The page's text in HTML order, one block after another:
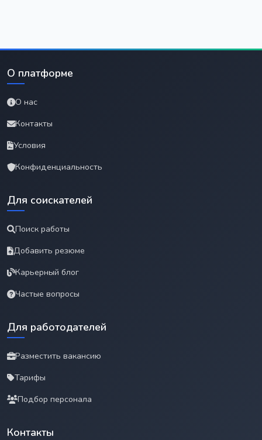
О платформе
О нас
Контакты
Условия
Конфиденциальность
Для соискателей
Поиск работы
Добавить резюме
Карьерный блог
Частые вопросы
Для работодателей
Разместить вакансию
Тарифы
Подбор персонала
Контакты